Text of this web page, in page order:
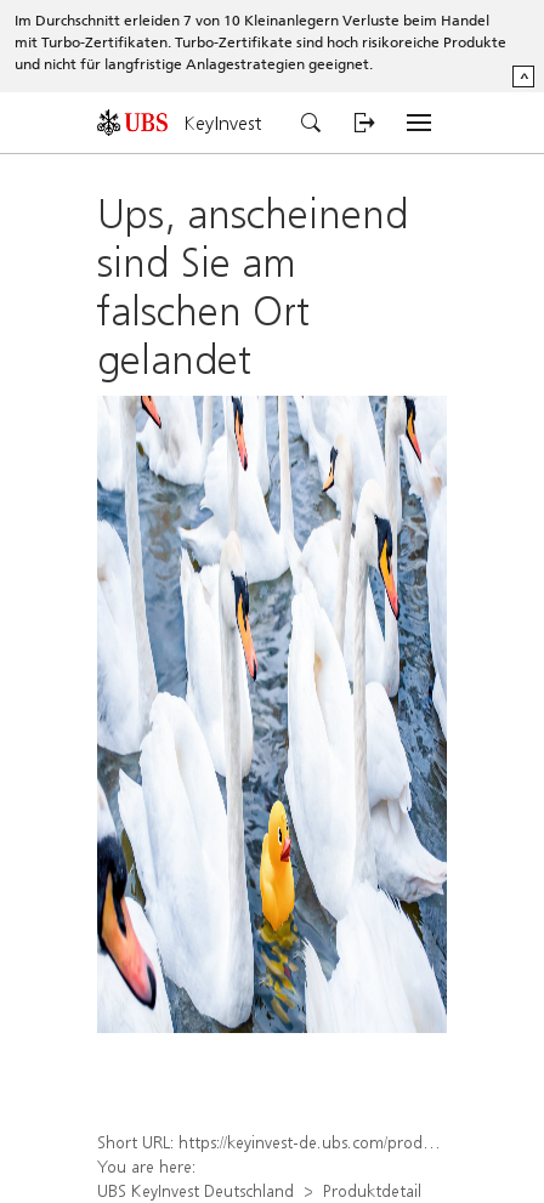
Im Durchschnitt erleiden 7 von 10 Kleinanlegern Verluste beim Handel
mit Turbo-Zertifikaten. Turbo-Zertifikate sind hoch risikoreiche Produkte
und nicht für langfristige Anlagestrategien geeignet.
^
KeyInvest
Ups, anscheinend
sind Sie am
falschen Ort
gelandet
Short URL: https://keyinvest-de.ubs.com/produkt/detail/index/isin/DE000WA4Y3D4
You are here:
UBS KeyInvest Deutschland
Produktdetail